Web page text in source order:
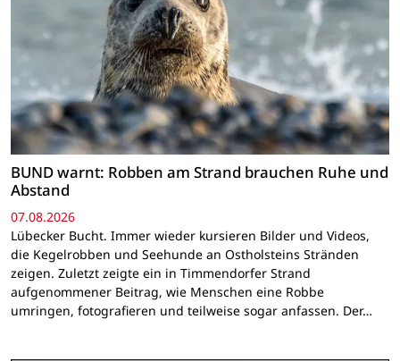
BUND warnt: Robben am Strand brauchen Ruhe und
Abstand
07.08.2026
Lübecker Bucht. Immer wieder kursieren Bilder und Videos,
die Kegelrobben und Seehunde an Ostholsteins Stränden
zeigen. Zuletzt zeigte ein in Timmendorfer Strand
aufgenommener Beitrag, wie Menschen eine Robbe
umringen, fotografieren und teilweise sogar anfassen. Der…